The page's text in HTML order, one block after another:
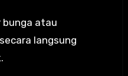
bunga atau
langsung